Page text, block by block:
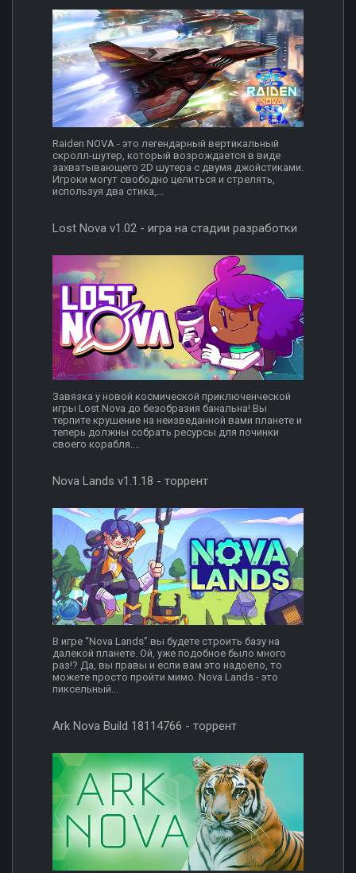
Raiden NOVA - это легендарный вертикальный
скролл-шутер, который возрождается в виде
захватывающего 2D шутера с двумя джойстиками.
Игроки могут свободно целиться и стрелять,
используя два стика,...
Lost Nova v1.02 - игра на стадии разработки
Завязка у новой космической приключенческой
игры Lost Nova до безобразия банальна! Вы
терпите крушение на неизведанной вами планете и
теперь должны собрать ресурсы для починки
своего корабля....
Nova Lands v1.1.18 - торрент
В игре “Nova Lands” вы будете строить базу на
далекой планете. Ой, уже подобное было много
раз!? Да, вы правы и если вам это надоело, то
можете просто пройти мимо. Nova Lands - это
пиксельный...
Ark Nova Build 18114766 - торрент